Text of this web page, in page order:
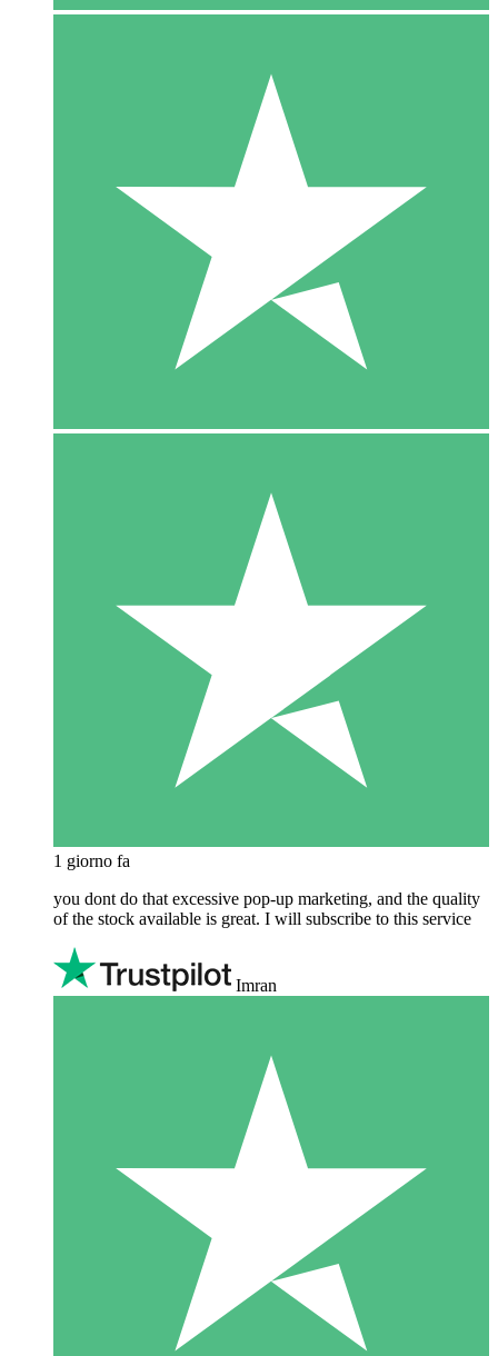
1 giorno fa
you dont do that excessive pop-up marketing, and the quality
of the stock available is great. I will subscribe to this service
Imran